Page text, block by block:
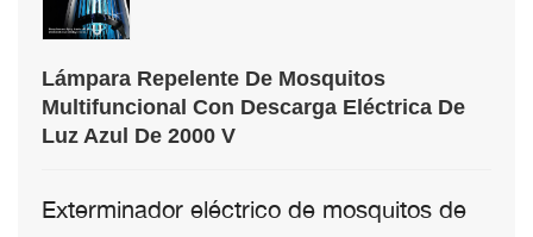
Lámpara Repelente De Mosquitos
Multifuncional Con Descarga Eléctrica De
Luz Azul De 2000 V
Exterminador eléctrico de mosquitos de